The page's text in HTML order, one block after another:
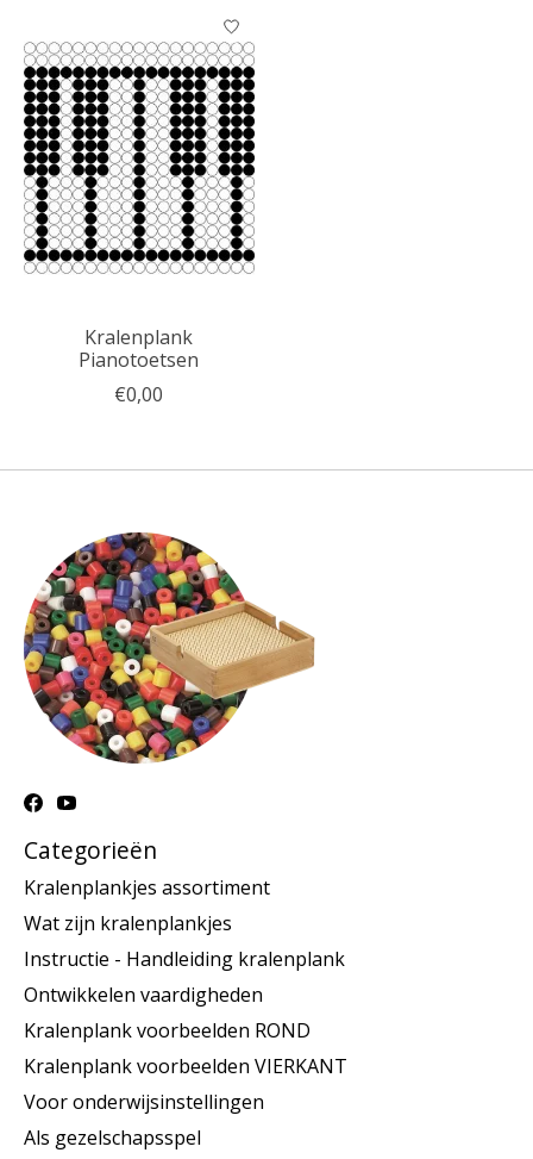
Kralenplank
Pianotoetsen
€0,00
Categorieën
Kralenplankjes assortiment
Wat zijn kralenplankjes
Instructie - Handleiding kralenplank
Ontwikkelen vaardigheden
Kralenplank voorbeelden ROND
Kralenplank voorbeelden VIERKANT
Voor onderwijsinstellingen
Als gezelschapsspel